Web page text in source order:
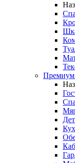
Премиум